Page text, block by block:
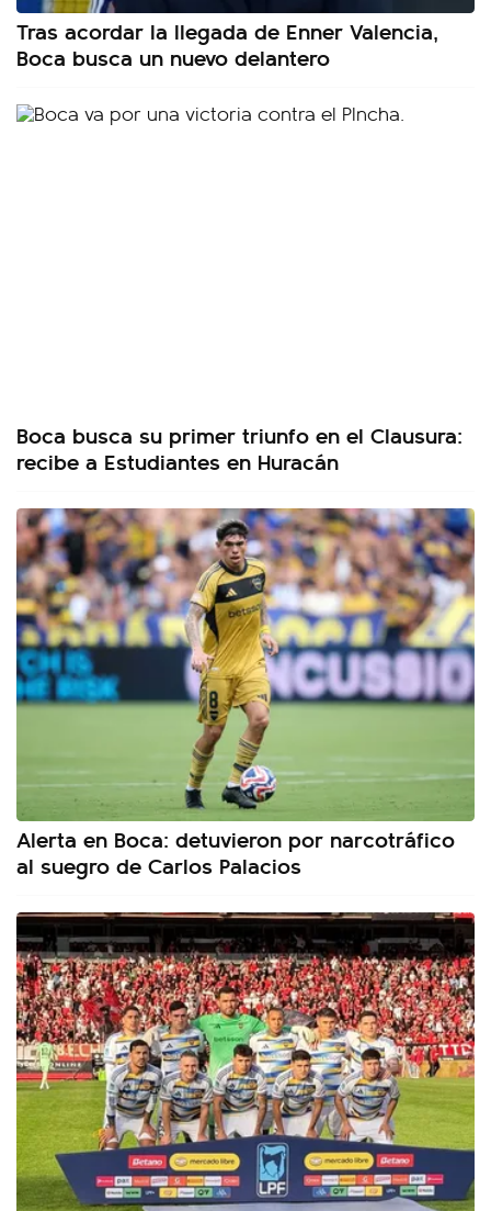
Tras acordar la llegada de Enner Valencia,
Boca busca un nuevo delantero
Boca busca su primer triunfo en el Clausura:
recibe a Estudiantes en Huracán
Alerta en Boca: detuvieron por narcotráfico
al suegro de Carlos Palacios